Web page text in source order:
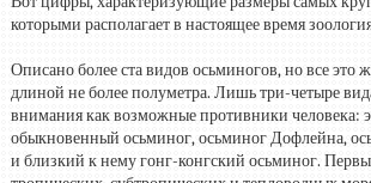
которыми располагает в настоящее время
Описано более ста видов осьминогов, но все это
длиной не более полуметра. Лишь три-четыре
внимания как возможные противники человека:
обыкновенный осьминог, осьминог Дофлейна,
и близкий к нему гонг-конгский осьминог.